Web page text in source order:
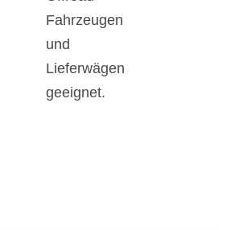
Fahrzeugen
und
Lieferwägen
geeignet.